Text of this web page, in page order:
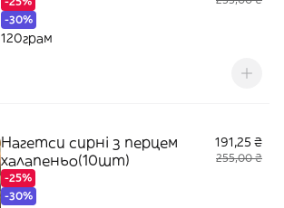
-30%
120грам
Нагетси сирні з перцем
халапеньо(10шт)
-25%
-30%
191,25 ₴
255,00 ₴